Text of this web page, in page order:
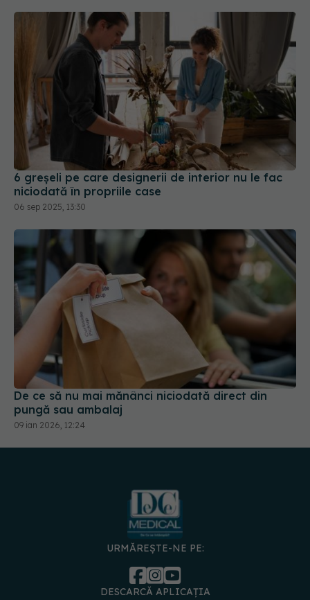
6 greșeli pe care designerii de interior nu le fac
niciodată în propriile case
06 sep 2025, 13:30
De ce să nu mai mănânci niciodată direct din
pungă sau ambalaj
09 ian 2026, 12:24
URMĂREȘTE-NE PE:
DESCARCĂ APLICAȚIA